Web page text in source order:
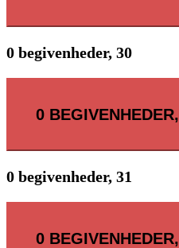
0 begivenheder, 30
0 BEGIVENHEDER,
0 begivenheder, 31
0 BEGIVENHEDER,